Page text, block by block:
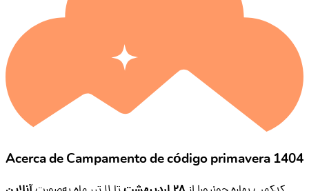
Acerca de Campamento de código primavera 1404
کدکمپ بهاره جونیورا از ۲۸ اردیبهشت تا ۱۱ تیر ماه به‌صورت
آنلاین